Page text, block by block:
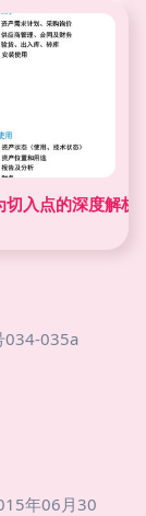
入点的深度解析
034-035a
年06月30